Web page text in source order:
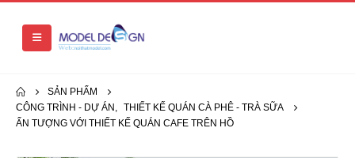
SẢN PHẨM
CÔNG TRÌNH - DỰ ÁN , THIẾT KẾ QUÁN CÀ PHÊ - TRÀ SỮA
ẤN TƯỢNG VỚI THIẾT KẾ QUÁN CAFE TRÊN HỒ